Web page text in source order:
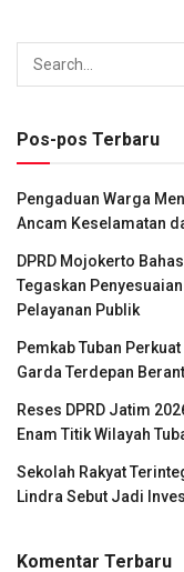
Pos-pos Terbaru
Pengaduan Warga
Ancam Keselamatan
DPRD Mojokerto
Tegaskan
Pelayanan Publik
Pemkab Tuban
Garda Terdepan
Reses DPRD Jatim
Enam Titik Wilayah
Sekolah Rakyat
Lindra Sebut Jadi
Komentar Terbaru